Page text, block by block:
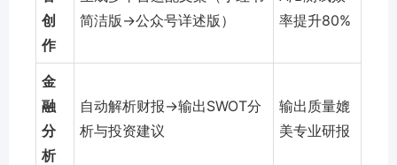
创
作
简洁版→公众号详述版）
率提升80%
金
融
分
析
自动解析财报→输出SWOT分
析与投资建议
输出质量媲
美专业研报